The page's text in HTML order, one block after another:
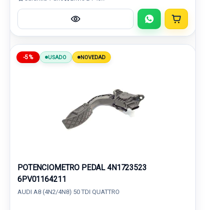
-5% USADO NOVEDAD
POTENCIOMETRO PEDAL 4N1723523
6PV01164211
AUDI A8 (4N2/4N8) 50 TDI QUATTRO